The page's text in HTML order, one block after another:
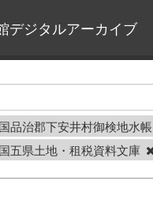
デジタルアーカイブ
品治郡下安井村御検地水
五県土地・租税資料文庫